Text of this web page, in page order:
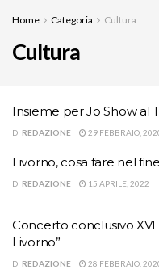
Home Categoria Cultura
Cultura
Insieme per Jo Show al
DI REDAZIONE 29 FEBBRAIO,
Livorno, cosa fare nel
DI REDAZIONE 15 APRILE, 2022
Concerto conclusivo XVI
Livorno”
DI REDAZIONE 28 FEBBRAIO,